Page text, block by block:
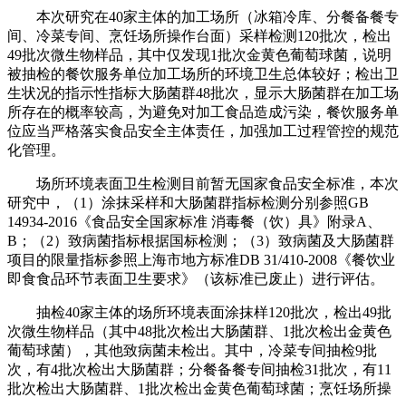
本次研究在40家主体的加工场所（冰箱冷库、分餐备餐专
间、冷菜专间、烹饪场所操作台面）采样检测120批次，检出
49批次微生物样品，其中仅发现1批次金黄色葡萄球菌，说明
被抽检的餐饮服务单位加工场所的环境卫生总体较好；检出卫
生状况的指示性指标大肠菌群48批次，显示大肠菌群在加工场
所存在的概率较高，为避免对加工食品造成污染，餐饮服务单
位应当严格落实食品安全主体责任，加强加工过程管控的规范
化管理。
场所环境表面卫生检测目前暂无国家食品安全标准，本次
研究中，（1）涂抹采样和大肠菌群指标检测分别参照GB
14934-2016《食品安全国家标准 消毒餐（饮）具》附录A、
B；（2）致病菌指标根据国标检测；（3）致病菌及大肠菌群
项目的限量指标参照上海市地方标准DB 31/410-2008《餐饮业
即食食品环节表面卫生要求》（该标准已废止）进行评估。
抽检40家主体的场所环境表面涂抹样120批次，检出49批
次微生物样品（其中48批次检出大肠菌群、1批次检出金黄色
葡萄球菌），其他致病菌未检出。其中，冷菜专间抽检9批
次，有4批次检出大肠菌群；分餐备餐专间抽检31批次，有11
批次检出大肠菌群、1批次检出金黄色葡萄球菌；烹饪场所操